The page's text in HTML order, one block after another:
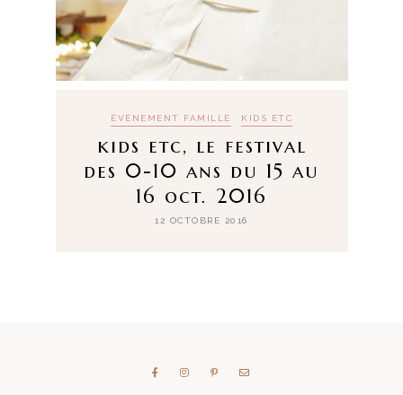
ÉVÈNEMENT FAMILLE KIDS ETC
kids etc, le festival
des 0-10 ans du 15 au
16 oct. 2016
12 OCTOBRE 2016